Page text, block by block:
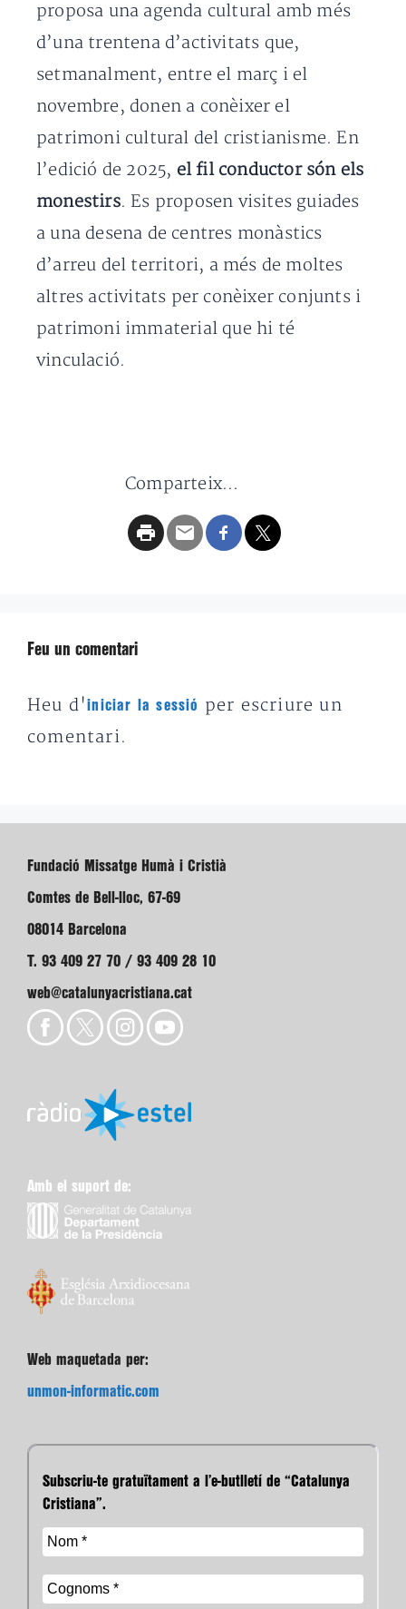
proposa una agenda cultural amb més
d’una trentena d’activitats que,
setmanalment, entre el març i el
novembre, donen a conèixer el
patrimoni cultural del cristianisme. En
l’edició de 2025, el fil conductor són els
monestirs. Es proposen visites guiades
a una desena de centres monàstics
d’arreu del territori, a més de moltes
altres activitats per conèixer conjunts i
patrimoni immaterial que hi té
vinculació.
Comparteix...
Feu un comentari
Heu d'iniciar la sessió
per escriure un
comentari.
Fundació Missatge Humà i Cristià
Comtes de Bell-lloc, 67-69
08014 Barcelona
T. 93 409 27 70 / 93 409 28 10
web@catalunyacristiana.cat
Amb el suport de:
Web maquetada per:
unmon-informatic.com
Subscriu-te gratuïtament a l’e-butlletí de “Catalunya
Cristiana”.